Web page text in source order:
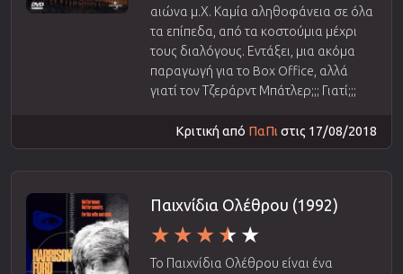
αιώνα μ.Χ. Καμία αληθοφάνεια σε όλα
τα επίπεδα, από τα κοστούμια μέχρι
τους διαλόγους. Εντάξει, μια ακόμα
παραγωγή για το Box Office, αλλά
γιατί τον Τζεράρντ Μπάτλερ;;; Γιατί;;;
Κριτική από ΠαΠι στις 17/08/2018
Παιχνίδια Ολέθρου (1992)
Το Παιχνίδια Ολέθρου είναι ένα